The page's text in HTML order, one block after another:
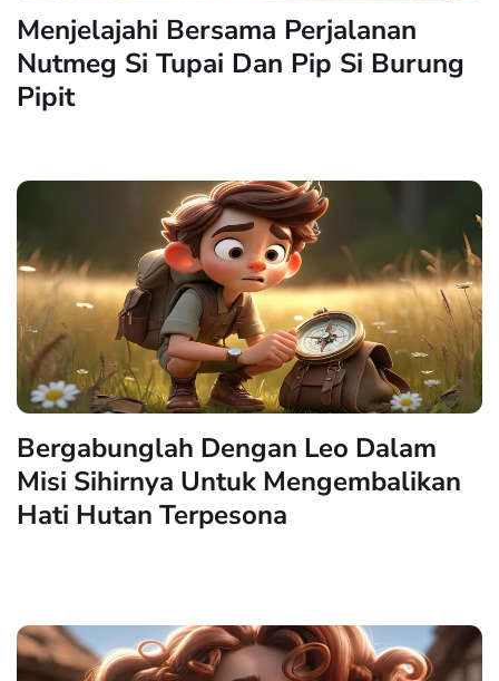
Menjelajahi Bersama Perjalanan
Nutmeg Si Tupai Dan Pip Si Burung
Pipit
Bergabunglah Dengan Leo Dalam
Misi Sihirnya Untuk Mengembalikan
Hati Hutan Terpesona